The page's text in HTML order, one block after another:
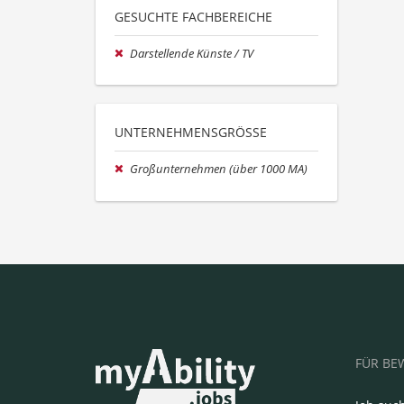
GESUCHTE FACHBEREICHE
Darstellende Künste / TV
UNTERNEHMENSGRÖSSE
Großunternehmen (über 1000 MA)
FÜR